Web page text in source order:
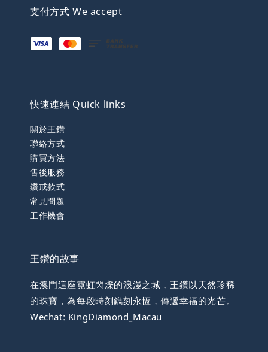
支付方式 We accept
快速連結 Quick links
關於王鑽
聯絡方式
購買方法
售後服務
鑽戒款式
常見問題
工作機會
王鑽的故事
在澳門這座霓虹閃爍的浪漫之城，王鑽以天然珍稀
的珠寶，為每段時刻鐫刻永恆，傳遞幸福的光芒。
Wechat: KingDiamond_Macau